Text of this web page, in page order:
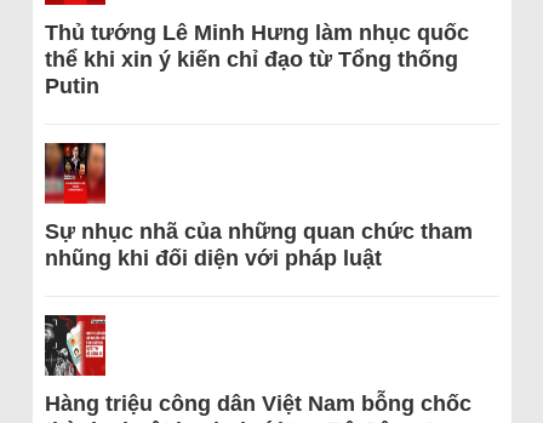
Thủ tướng Lê Minh Hưng làm nhục quốc
thể khi xin ý kiến chỉ đạo từ Tổng thống
Putin
Sự nhục nhã của những quan chức tham
nhũng khi đối diện với pháp luật
Hàng triệu công dân Việt Nam bỗng chốc